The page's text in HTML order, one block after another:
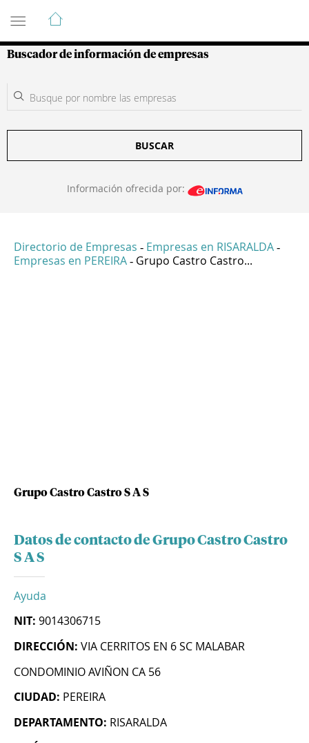
Guía de Empresas Colombianas
Buscador de información de empresas
BUSCAR
Información ofrecida por:
Directorio de Empresas - Empresas en RISARALDA -
Empresas en PEREIRA - Grupo Castro Castro...
Grupo Castro Castro S A S
Datos de contacto de Grupo Castro Castro
S A S
Ayuda
NIT: 9014306715
DIRECCIÓN: VIA CERRITOS EN 6 SC MALABAR
CONDOMINIO AVIÑON CA 56
CIUDAD: PEREIRA
DEPARTAMENTO: RISARALDA